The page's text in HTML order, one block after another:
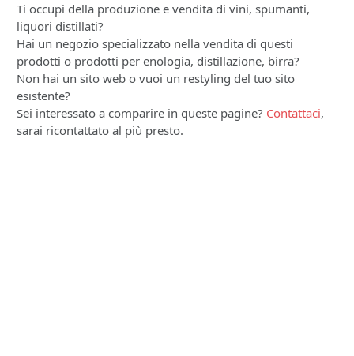
Ti occupi della produzione e vendita di vini, spumanti,
liquori distillati?
Hai un negozio specializzato nella vendita di questi
prodotti o prodotti per enologia, distillazione, birra?
Non hai un sito web o vuoi un restyling del tuo sito
esistente?
Sei interessato a comparire in queste pagine? Contattaci,
sarai ricontattato al più presto.